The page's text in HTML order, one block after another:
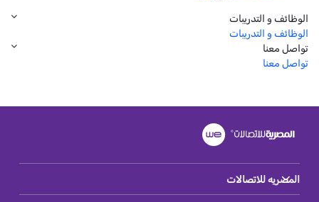
الوظائف و التدريبات
الوظائف و التدريبات
تواصل معنا
تواصل معنا
المصريه للاتصالات